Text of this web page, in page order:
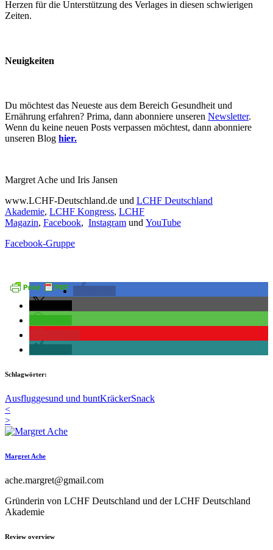
Herzen für die Unterstützung des Verlages in diesen schwierigen
Zeiten.
Neuigkeiten
Du möchtest das Neueste aus dem Bereich Gesundheit und
Ernährung erfahren? Prima, dann abonniere unseren Newsletter.
Wenn du keine neuen Posts verpassen möchtest, dann abonniere
unseren Blog hier.
Margret Ache und Iris Jansen
www.LCHF-Deutschland.de und LCHF Deutschland
Akademie, LCHF Kongress, LCHF
Magazin, Facebook, Instagram und YouTube
Facebook-Gruppe
Schlagwörter:
Ausfluggesund und buntKräckerSnack
<
>
Margret Ache
ache.margret@gmail.com
Gründerin von LCHF Deutschland und der LCHF Deutschland
Akademie
Review overview